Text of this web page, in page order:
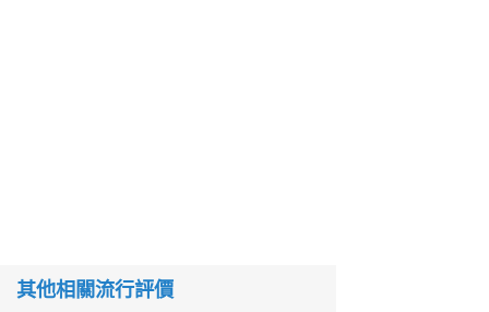
其他相關流行評價